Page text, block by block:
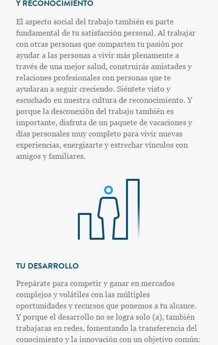
Y RECONOCIMIENTO
El aspecto social del trabajo también es parte
fundamental de tu satisfacción personal. Al trabajar
con otras personas que comparten tu pasión por
ayudar a las personas a vivir más plenamente a
través de una mejor salud, construirás amistades y
relaciones profesionales con personas que te
ayudaran a seguir creciendo. Siéntete visto y
escuchado en nuestra cultura de reconocimiento. Y
porque la desconexión del trabajo también es
importante, disfruta de un paquete de vacaciones y
días personales muy completo para vivir nuevas
experiencias, energizarte y estrechar vínculos con
amigos y familiares.
TU DESARROLLO
Prepárate para competir y ganar en mercados
complejos y volátiles con las múltiples
oportunidades y recursos que ponemos a tu alcance.
Y porque el desarrollo no se logra solo (a), también
trabajaras en redes, fomentando la transferencia del
conocimiento y la innovación con un objetivo común: